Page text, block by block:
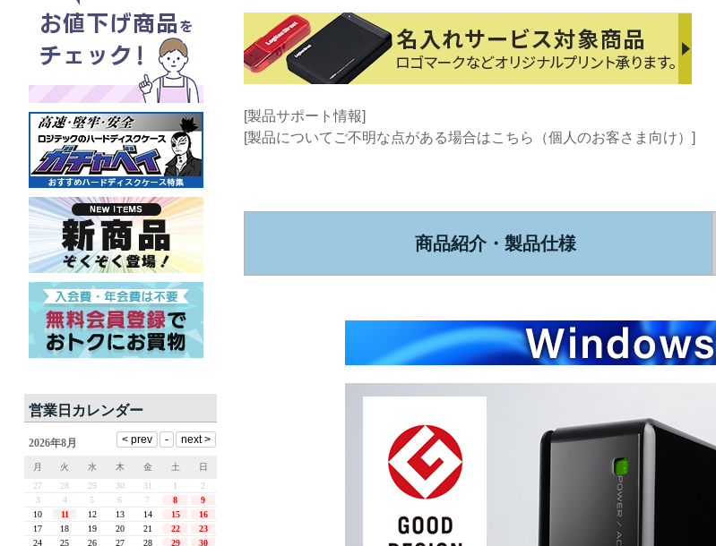
[製品サポート情報]
[製品についてご不明な点がある場合はこちら（個人のお客さま向け）]
商品紹介・製品仕様
営業日カレンダー